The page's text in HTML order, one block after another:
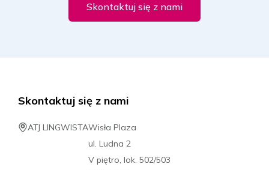
19.09.2026 - 26.09.2026
19.09.2026 - 03.10.2026
2049 PLN
Rezerwuj
Skontaktuj się z nami
Skontaktuj się z nami
ATJ LINGWISTAWisła Plaza
ul. Ludna 2
V piętro, lok. 502/503